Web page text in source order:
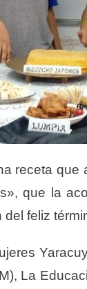
receta
que la
feliz
La